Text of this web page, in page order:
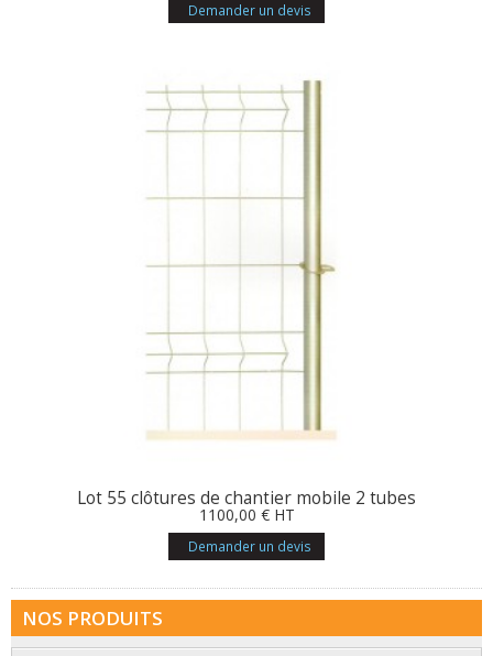
Demander un devis
Lot 55 clôtures de chantier mobile 2 tubes
1100,00 €HT
Demander un devis
NOS PRODUITS